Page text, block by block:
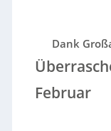
Dank
Februar